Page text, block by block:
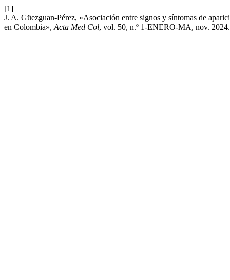
[1]
J. A. Güezguan-Pérez, «Asociación entre signos y síntomas de
en Colombia», Acta Med Col, vol. 50, n.º 1-ENERO-MA, nov. 2024.